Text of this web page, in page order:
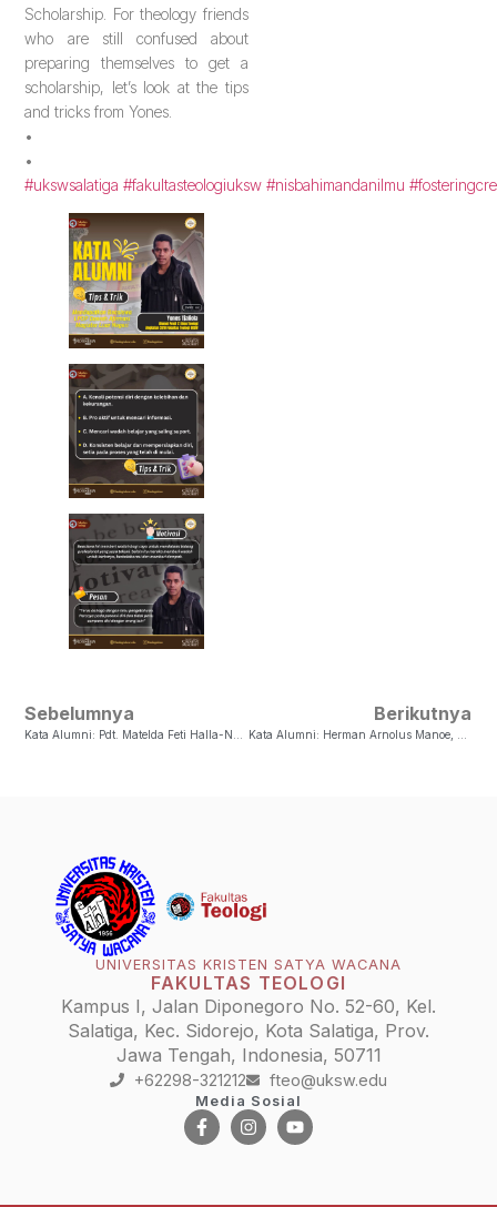
Scholarship. For theology friends
who are still confused about
preparing themselves to get a
scholarship, let’s look at the tips
and tricks from Yones.
•
•
#ukswsalatiga #fakultasteologiuksw #nisbahimandanilmu
Sebelumnya Berikutnya
UNIVERSITAS KRISTEN SATYA WACANA
FAKULTAS TEOLOGI
Kampus I, Jalan Diponegoro No. 52-60, Kel.
Salatiga, Kec. Sidorejo, Kota Salatiga, Prov.
Jawa Tengah, Indonesia, 50711
+62298-321212 fteo@uksw.edu
Media Sosial